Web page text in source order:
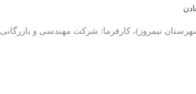
نیمروز)، کارفرما: شرکت مهندسی و بازرگانی